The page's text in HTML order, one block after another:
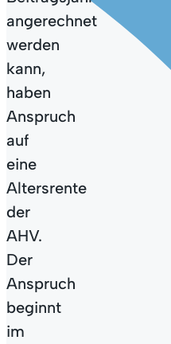
Heirat
angerechnet
werden
kann,
haben
Anspruch
auf
eine
Altersrente
der
AHV.
Der
Anspruch
beginnt
im